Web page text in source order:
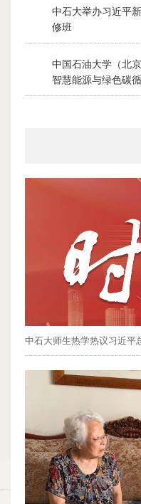
中石大举办习近平
修班
2026-07-28
中国石油大学（北
智慧能源与绿色碳
2026-07-30
中石大师生热学热议习近平